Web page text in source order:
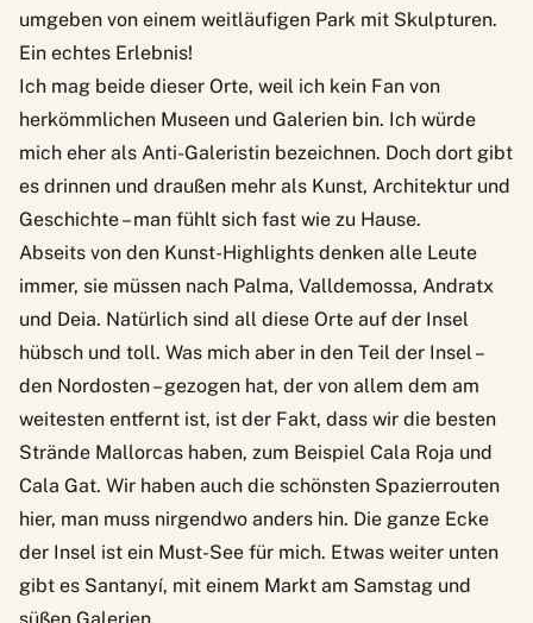
umgeben von einem weitläufigen Park mit Skulpturen.
Ein echtes Erlebnis!
Ich mag beide dieser Orte, weil ich kein Fan von
herkömmlichen Museen und Galerien bin. Ich würde
mich eher als Anti-Galeristin bezeichnen. Doch dort gibt
es drinnen und draußen mehr als Kunst, Architektur und
Geschichte – man fühlt sich fast wie zu Hause.
Abseits von den Kunst-Highlights denken alle Leute
immer, sie müssen nach Palma, Valldemossa, Andratx
und Deia. Natürlich sind all diese Orte auf der Insel
hübsch und toll. Was mich aber in den Teil der Insel –
den Nordosten – gezogen hat, der von allem dem am
weitesten entfernt ist, ist der Fakt, dass wir die besten
Strände Mallorcas haben, zum Beispiel Cala Roja und
Cala Gat. Wir haben auch die schönsten Spazierrouten
hier, man muss nirgendwo anders hin. Die ganze Ecke
der Insel ist ein Must-See für mich. Etwas weiter unten
gibt es Santanyí, mit einem Markt am Samstag und